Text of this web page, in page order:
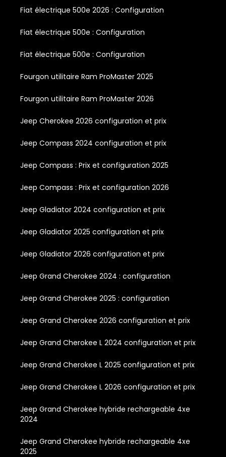
Fiat électrique 500e 2026 : Configuration
Fiat électrique 500e : Configuration
Fiat électrique 500e : Configuration
Fourgon utilitaire Ram ProMaster 2025
Fourgon utilitaire Ram ProMaster 2026
Jeep Cherokee 2026 configuration et prix
Jeep Compass 2024 configuration et prix
Jeep Compass : Prix et configuration 2025
Jeep Compass : Prix et configuration 2026
Jeep Gladiator 2024 configuration et prix
Jeep Gladiator 2025 configuration et prix
Jeep Gladiator 2026 configuration et prix
Jeep Grand Cherokee 2024 : configuration
Jeep Grand Cherokee 2025 : configuration
Jeep Grand Cherokee 2026 configuration et prix
Jeep Grand Cherokee L 2024 configuration et prix
Jeep Grand Cherokee L 2025 configuration et prix
Jeep Grand Cherokee L 2026 configuration et prix
Jeep Grand Cherokee hybride rechargeable 4xe
2024
Jeep Grand Cherokee hybride rechargeable 4xe
2025